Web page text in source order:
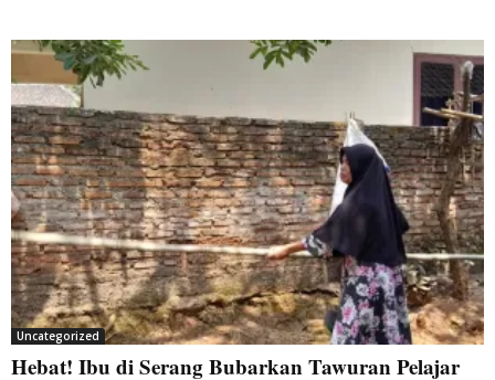
Uncategorized
Hebat! Ibu di Serang Bubarkan Tawuran Pelajar